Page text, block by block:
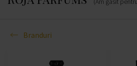
Branduri